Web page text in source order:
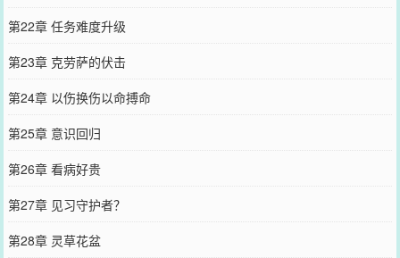
第22章 任务难度升级
第23章 克劳萨的伏击
第24章 以伤换伤以命搏命
第25章 意识回归
第26章 看病好贵
第27章 见习守护者？
第28章 灵草花盆